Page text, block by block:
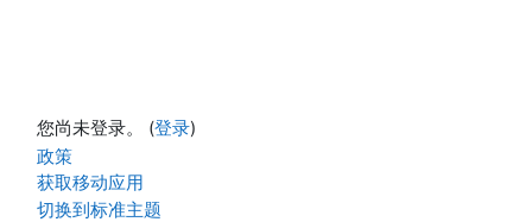
您尚未登录。 (登录)
政策
获取移动应用
切换到标准主题